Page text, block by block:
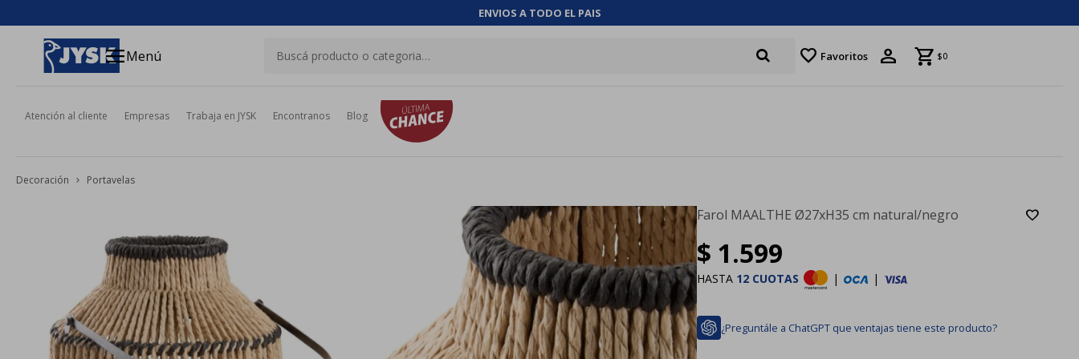
ENVIOS A TODO EL PAIS
menuMenú favorite Favoritos $0
Atención al cliente Empresas Trabaja en JYSK Encontranos Blog
Decoración Portavelas
Farol MAALTHE Ø27xH35 cm natural/negro
$ 1.599
HASTA 12 CUOTAS | |
¿Preguntále a ChatGPT que ventajas tiene este producto?
close